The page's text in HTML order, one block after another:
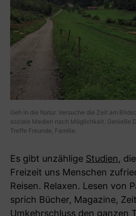
Geh in die Natur. Versuche die Zeit am
soziale Medien nach Möglichkeit. Genieße
Treffe Freunde, Familie.
Es gibt unzählige Studien,
Freizeit uns Menschen
Reisen. Relaxen. Lesen von
sprich Bücher, Magazine,
Umkehrschluss den ganzen